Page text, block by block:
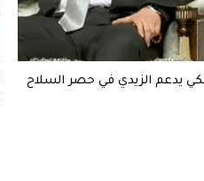
يدعم الزيدي في حصر السلاح